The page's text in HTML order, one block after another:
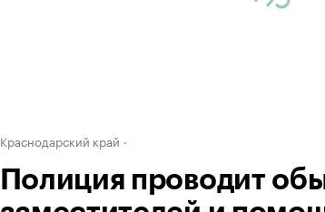
Краснодарский край
Полиция проводит